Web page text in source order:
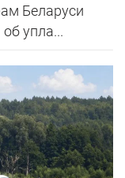
Беларуси
упла...